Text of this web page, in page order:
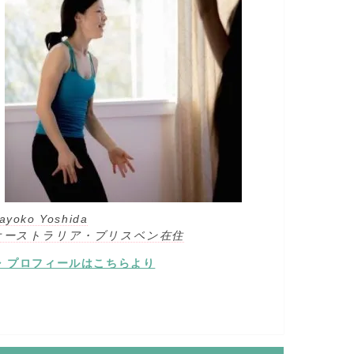
Yoshida
ーストラリア・ブリスベン在住
ロフィールはこちらより